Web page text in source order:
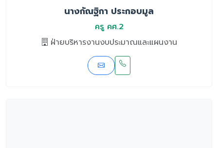
นางกัณฐิกา ประกอบมูล
ครู คศ.2
ฝ่ายบริหารงานงบประมาณและแผนงาน